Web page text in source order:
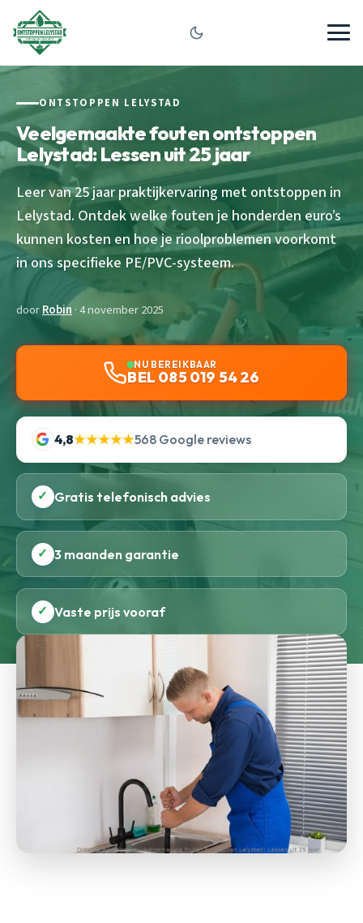
ONTSTOPPEN LELYSTAD
Veelgemaakte fouten ontstoppen
Lelystad: Lessen uit 25 jaar
Leer van 25 jaar praktijkervaring met ontstoppen in
Lelystad. Ontdek welke fouten je honderden euro’s
kunnen kosten en hoe je rioolproblemen voorkomt
in ons specifieke PE/PVC-systeem.
doorRobin · 4 november 2025
NU BEREIKBAAR
BEL 085 019 54 26
4,8★★★★★568 Google reviews
✓ Gratis telefonisch advies
✓ 3 maanden garantie
✓ Vaste prijs vooraf